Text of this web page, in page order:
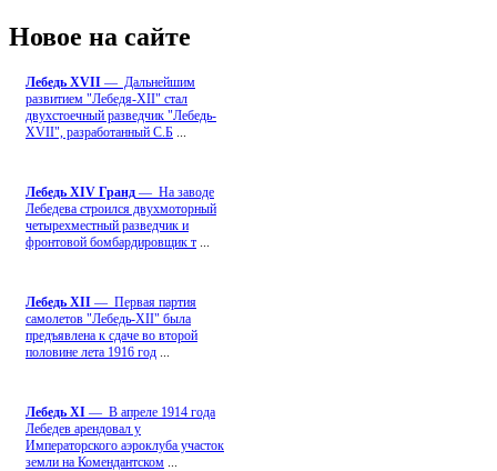
Новое на сайте
Лебедь ХVII — Дальнейшим
развитием "Лебедя-ХII" стал
двухстоечный разведчик "Лебедь-
XVII", разработанный С.Б
Лебедь ХIV Гранд — На заводе
Лебедева строился двухмоторный
четырехместный разведчик и
фронтовой бомбардировщик т
Лебедь ХII — Первая партия
самолетов "Лебедь-ХII" была
предъявлена к сдаче во второй
половине лета 1916 год
Лебедь ХI — В апреле 1914 года
Лебедев арендовал у
Императорского аэроклуба участок
земли на Комендантском